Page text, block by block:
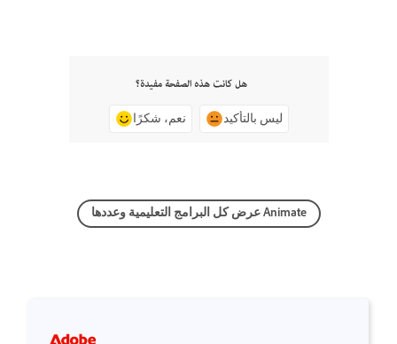
هل كانت هذه الصفحة مفيدة؟
نعم، شكرًا ليس بالتأكيد
عرض كل البرامج التعليمية وعددها Animate